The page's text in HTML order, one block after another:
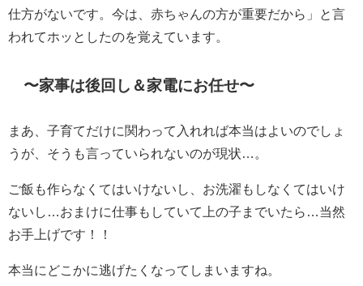
仕方がないです。今は、赤ちゃんの方が重要だから」と言
われてホッとしたのを覚えています。
〜家事は後回し＆家電にお任せ〜
まあ、子育てだけに関わって入れれば本当はよいのでしょ
うが、そうも言っていられないのが現状…。
ご飯も作らなくてはいけないし、お洗濯もしなくてはいけ
ないし…おまけに仕事もしていて上の子までいたら…当然
お手上げです！！
本当にどこかに逃げたくなってしまいますね。